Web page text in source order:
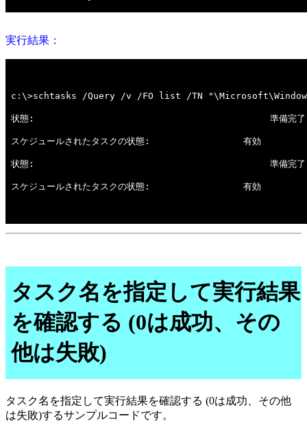
実行結果：
タスク名を指定して実行結果
を確認する (0は成功、その
他は失敗)
タスク名を指定して実行結果を確認する (0は成功、その他
は失敗)するサンプルコードです。